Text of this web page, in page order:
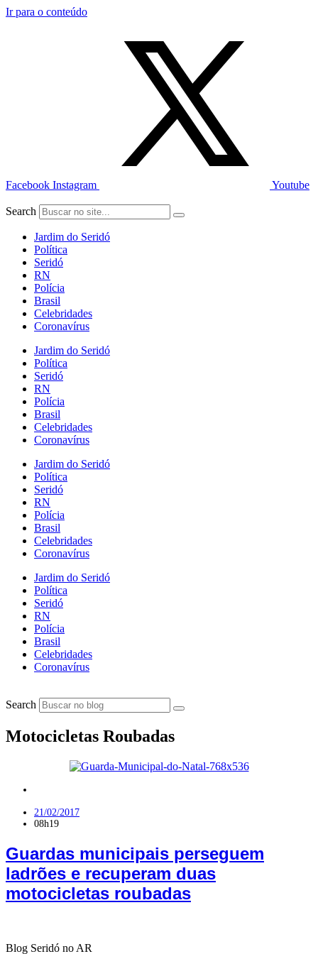
Ir para o conteúdo
Facebook Instagram Youtube
Search
Jardim do Seridó
Política
Seridó
RN
Polícia
Brasil
Celebridades
Coronavírus
Jardim do Seridó
Política
Seridó
RN
Polícia
Brasil
Celebridades
Coronavírus
Jardim do Seridó
Política
Seridó
RN
Polícia
Brasil
Celebridades
Coronavírus
Jardim do Seridó
Política
Seridó
RN
Polícia
Brasil
Celebridades
Coronavírus
Search
Motocicletas Roubadas
21/02/2017
08h19
Guardas municipais perseguem
ladrões e recuperam duas
motocicletas roubadas
Blog Seridó no AR